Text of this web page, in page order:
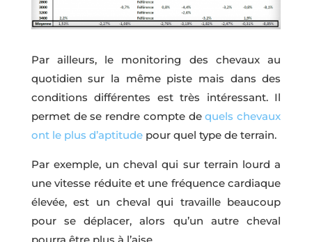
Par ailleurs, le monitoring des chevaux au
quotidien sur la même piste mais dans des
conditions différentes est très intéressant. Il
permet de se rendre compte dequels chevaux
ont le plus d’aptitudepour quel type de terrain.
Par exemple, un cheval qui sur terrain lourd a
une vitesse réduite et une fréquence cardiaque
élevée, est un cheval qui travaille beaucoup
pour se déplacer, alors qu’un autre cheval